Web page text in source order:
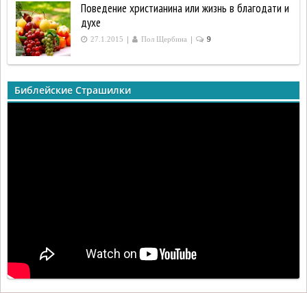
Поведение христианина или жизнь в благодати и
духе
27.1.2015 | Пол Щербина | 9
Библейские Страшилки